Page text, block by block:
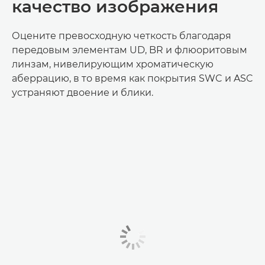
качество изображения
Оцените превосходную четкость благодаря
передовым элементам UD, BR и флюоритовым
линзам, нивелирующим хроматическую
аберрацию, в то время как покрытия SWC и ASC
устраняют двоение и блики.